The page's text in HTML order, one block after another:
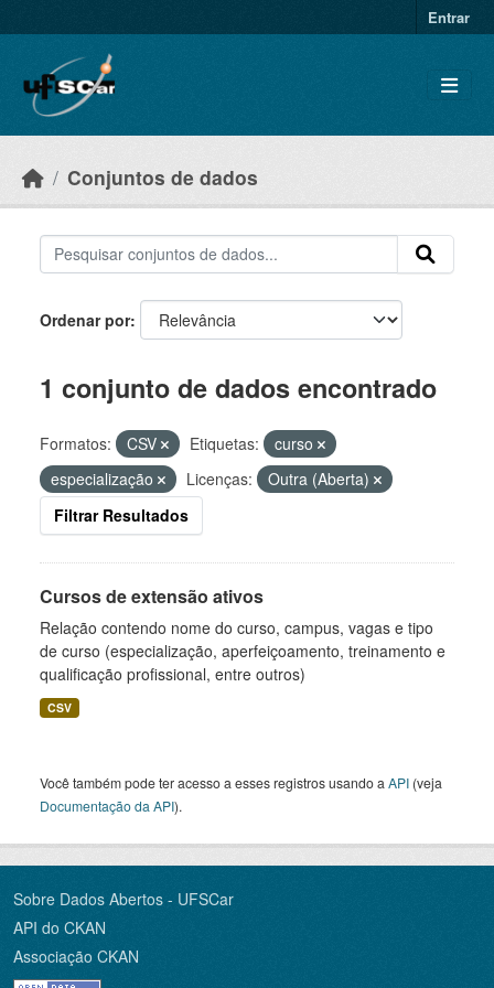
Entrar
Conjuntos de dados
Ordenar por
1 conjunto de dados encontrado
Formatos: CSV Etiquetas:
curso
especialização
Licenças:
Outra (Aberta)
Filtrar Resultados
Cursos de extensão ativos
Relação contendo nome do curso, campus, vagas e tipo
de curso (especialização, aperfeiçoamento, treinamento e
qualificação profissional, entre outros)
CSV
Você também pode ter acesso a esses registros usando a API (veja
Documentação da API).
Sobre Dados Abertos - UFSCar
API do CKAN
Associação CKAN